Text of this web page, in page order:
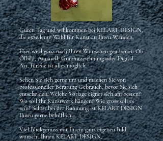
Guten Tag und willkommen bei KELART DESIGN,
die exzellente Wahl für Kunst an Ihren Wänden.
Hier wird ganz nach Ihren Wünschen gearbeitet: Ob
Ölbild, Aquarell, Graphitzeichnung oder Digital
Art, für Sie ist alles möglich.
Sehen Sie sich gerne um und machen Sie von
professioneller Beratung Gebrauch, bevor Sie sich
entscheiden: Welche Vorlage eignet sich am besten?
Wo soll Ihr Kunstwerk hängen? Wie gross soll es
sein? Selbst bei der Rahmung ist KELART DESIGN
Ihnen gerne behilflich.
Viel Blickgenuss mit Ihrem ganz eigenen Bild
wünscht Ihnen KELART DESIGN.